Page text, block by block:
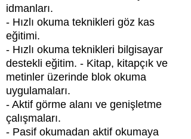
idmanları.
- Hızlı okuma teknikleri göz kas
eğitimi.
- Hızlı okuma teknikleri bilgisayar
destekli eğitim. - Kitap, kitapçık ve
metinler üzerinde blok okuma
uygulamaları.
- Aktif görme alanı ve genişletme
çalışmaları.
- Pasif okumadan aktif okumaya